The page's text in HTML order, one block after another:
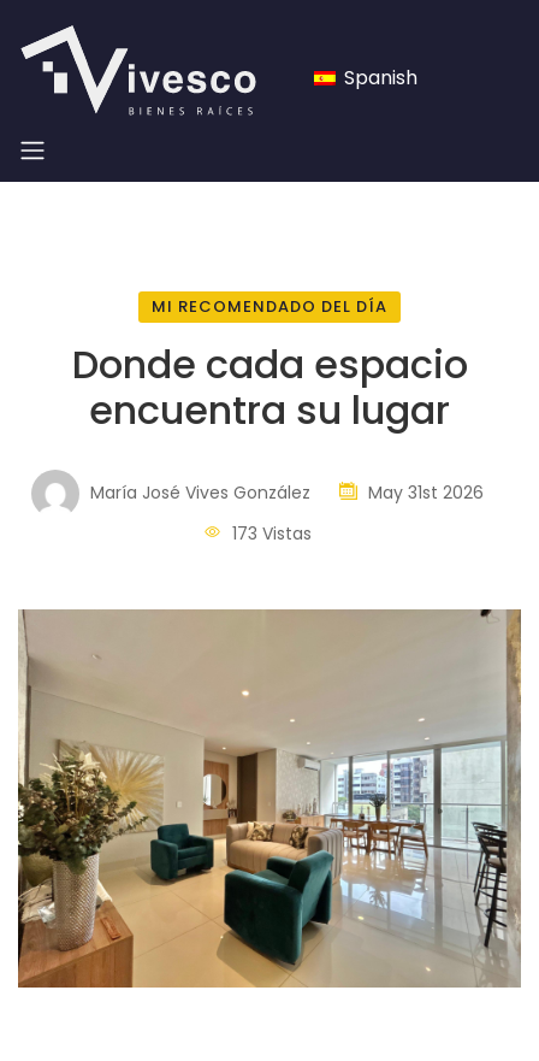
Spanish
MI RECOMENDADO DEL DÍA
Donde cada espacio
encuentra su lugar
María José Vives González
May 31st 2026
173 Vistas